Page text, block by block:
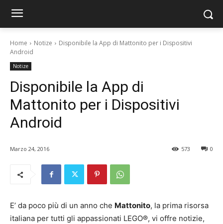
Home Notize
Disponibile la App di Mattonito per i Dispositivi
Android
Notize
Disponibile la App di
Mattonito per i Dispositivi
Android
Marzo 24, 2016 0
573
E’ da poco più di un anno che Mattonito, la prima risorsa
italiana per tutti gli appassionati LEGO®, vi offre notizie,